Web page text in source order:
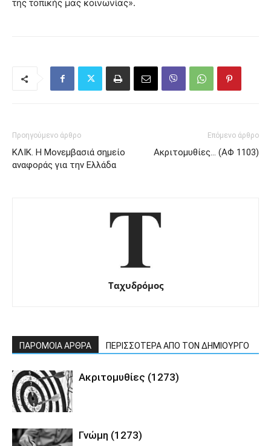
της τοπικής μας κοινωνίας».
Προηγούμενο άρθρο
ΚΛΙΚ. Η Μονεμβασιά σημείο
αναφοράς για την Ελλάδα
Επόμενο άρθρο
Ακριτομυθίες… (ΑΦ 1103)
Ταχυδρόμος
ΠΑΡΟΜΟΙΑ ΑΡΘΡΑ ΠΕΡΙΣΣΟΤΕΡΑ ΑΠΟ ΤΟΝ ΔΗΜΙΟΥΡΓΟ
Ακριτομυθίες (1273)
Γνώμη (1273)